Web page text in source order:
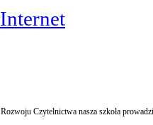
Czytelnictwa nasza szkoła